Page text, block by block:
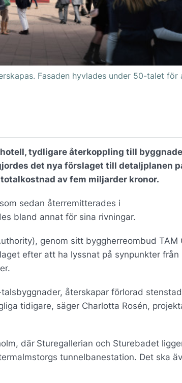
Fasaden hyvlades under 50-talet för
tydligare återkoppling till
det nya förslaget till detaljplanen
av fem miljarder kronor.
sedan återremitterades i
bland annat för sina rivningar.
genom sitt byggherreombud TAM
efter att ha lyssnat på synpunkter från
återskapar förlorad
tidigare, säger Charlotta Rosén,
där Sturegallerian och Sturebadet
tunnelbanestation. Det ska